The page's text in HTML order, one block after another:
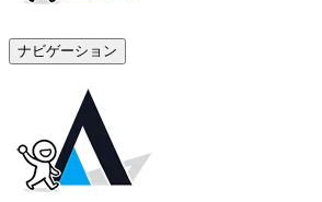
ナビゲーション